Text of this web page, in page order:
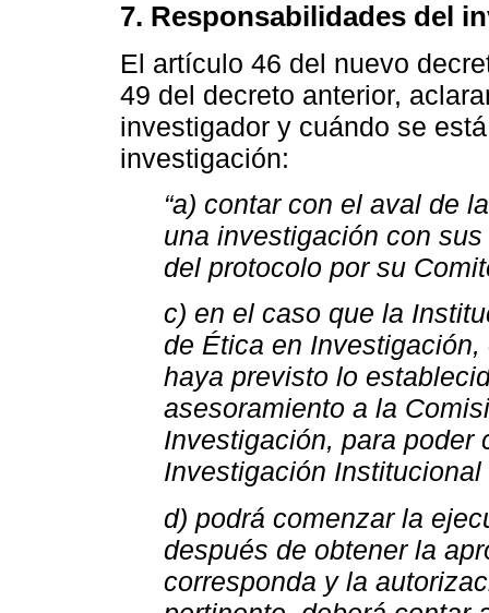
7. Responsabilidades del
El artículo 46 del nuevo
49 del decreto anterior,
investigador y cuándo se
investigación:
“a) contar con el aval de
una investigación con
del protocolo por su
c) en el caso que la
de Ética en
haya previsto lo
asesoramiento a la
Investigación, para poder
Investigación
d) podrá comenzar la
después de obtener la
corresponda y la